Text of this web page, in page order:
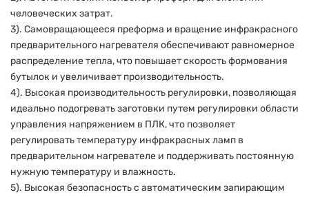
человеческих затрат.
3). Самовращающееся преформа и вращение инфракрасного
предварительного нагревателя обеспечивают равномерное
распределение тепла, что повышает скорость формования
бутылок и увеличивает производительность.
4). Высокая производительность регулировки, позволяющая
идеально подогревать заготовки путем регулировки области
управления напряжением в ПЛК, что позволяет
регулировать температуру инфракрасных ламп в
предварительном нагревателе и поддерживать постоянную
нужную температуру и влажность.
5). Высокая безопасность с автоматическим запирающим